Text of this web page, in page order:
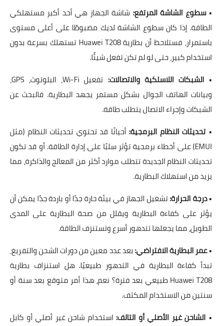
•سطوع الشاشة المرتفع: شاشة الجهاز هي أحد أكبر مستهلكي
الطاقة. إذا كان سطوع الشاشة لديك مضبوطًا على أعلى مستوى
باستمرار، فستلاحظ أن بطارية Huawei T208 تستهلك بسرعة بدون
استخدام كبير، حتى لو لم تكن تفعل شيئًا.
•الشبكات اللاسلكية والاتصالات:
تفعيل Wi-Fi، البلوتوث، GPS،
وبيانات الهاتف الجوال بشكل مستمر يجهد البطارية. فالبحث عن
الشبكات وإجراء الاتصال يتطلب طاقة.
• تحديثات النظام البرمجية: أحيانًا قد تحتوي تحديثات النظام (مثل
EMUI) على أخطاء برمجية تؤثر سلبًا على إدارة الطاقة. أو قد تكون
تحديثات النظام الجديدة تتطلب موارد أكثر من المعالج والذاكرة، مما
يزيد من استهلاك البطارية.
•درجة الحرارة:تشغيل الجهاز في بيئة حارة جدًا أو باردة جدًا يمكن أن
يؤثر على كفاءة البطارية ويقلل من صحة البطارية على المدى
الطويل، مما يجعلها تتدهور أسرع وتستنزف الطاقة.
•عمر البطارية الافتراضي:بعد عدد معين من دورات الشحن والتفريغ،
تبدأ كفاءة البطارية في التدهور طبيعيًا. هل استنزاف بطارية
Huawei T208 طبيعي بعد فترة؟ نعم، هذا أمر متوقع بعد سنة أو
سنتين من الاستخدام المكثف.
• الشاحن غير الأصلي أو التالف: استخدام شاحن غير أصلي أو كابل